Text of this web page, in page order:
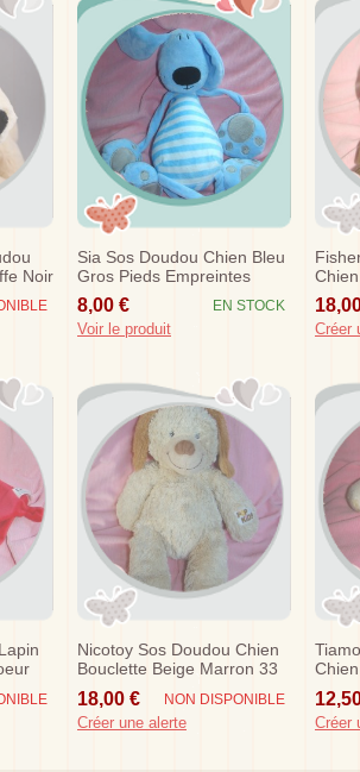
Noir
Sia Sos Doudou Chien Bleu
Gros Pieds Empreintes
8,00 € EN STOCK
Voir le produit Créer
Nicotoy Sos Doudou Chien
Bouclette Beige Marron 33
Cm Pop Kids
18,00 € NON DISPONIBLE
Créer une alerte Créer